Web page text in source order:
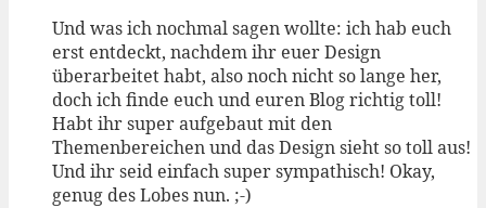
Und was ich nochmal sagen wollte: ich hab euch
erst entdeckt, nachdem ihr euer Design
überarbeitet habt, also noch nicht so lange her,
doch ich finde euch und euren Blog richtig toll!
Habt ihr super aufgebaut mit den
Themenbereichen und das Design sieht so toll aus!
Und ihr seid einfach super sympathisch! Okay,
genug des Lobes nun. ;-)